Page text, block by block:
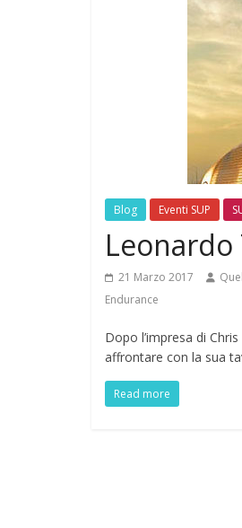
Blog Eventi SUP
Leonardo
21 Marzo 2017
Endurance
Dopo l’impresa di
affrontare con la sua
Read more